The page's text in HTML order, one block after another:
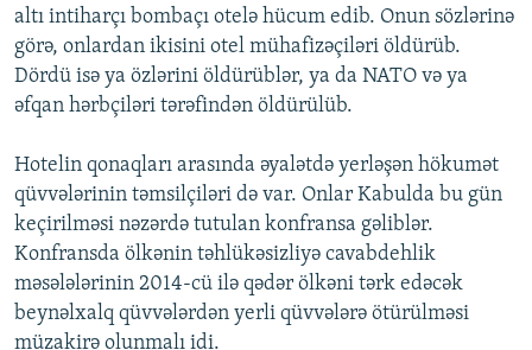
BIZIMLƏ ƏLAQƏ
XƏBƏR BÜLLETENLƏRIMIZ
altı intiharçı bombaçı otelə hücum edib. Onun sözlərinə
görə, onlardan ikisini otel mühafizəçiləri öldürüb.
Dördü isə ya özlərini öldürüblər, ya da NATO və ya
əfqan hərbçiləri tərəfindən öldürülüb.
Hotelin qonaqları arasında əyalətdə yerləşən hökumət
qüvvələrinin təmsilçiləri də var. Onlar Kabulda bu gün
keçirilməsi nəzərdə tutulan konfransa gəliblər.
Konfransda ölkənin təhlükəsizliyə cavabdehlik
məsələlərinin 2014-cü ilə qədər ölkəni tərk edəcək
beynəlxalq qüvvələrdən yerli qüvvələrə ötürülməsi
müzakirə olunmalı idi.